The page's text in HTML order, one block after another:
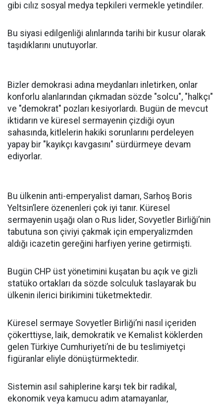
gibi cılız sosyal medya tepkileri vermekle yetindiler.
Bu siyasi edilgenliği alınlarında tarihi bir kusur olarak
taşıdıklarını unutuyorlar.
Bizler demokrasi adına meydanları inletirken, onlar
konforlu alanlarından çıkmadan sözde "solcu", "halkçı"
ve "demokrat" pozları kesiyorlardı. Bugün de mevcut
iktidarın ve küresel sermayenin çizdiği oyun
sahasında, kitlelerin hakiki sorunlarını perdeleyen
yapay bir "kayıkçı kavgasını" sürdürmeye devam
ediyorlar.
Bu ülkenin anti-emperyalist damarı, Sarhoş Boris
Yeltsin’lere özenenleri çok iyi tanır. Küresel
sermayenin uşağı olan o Rus lider, Sovyetler Birliği’nin
tabutuna son çiviyi çakmak için emperyalizmden
aldığı icazetin gereğini harfiyen yerine getirmişti.
Bugün CHP üst yönetimini kuşatan bu açık ve gizli
statüko ortakları da sözde solculuk taslayarak bu
ülkenin ilerici birikimini tüketmektedir.
Küresel sermaye Sovyetler Birliği’ni nasıl içeriden
çökerttiyse, laik, demokratik ve Kemalist köklerden
gelen Türkiye Cumhuriyeti’ni de bu teslimiyetçi
figüranlar eliyle dönüştürmektedir.
Sistemin asıl sahiplerine karşı tek bir radikal,
ekonomik veya kamucu adım atamayanlar,